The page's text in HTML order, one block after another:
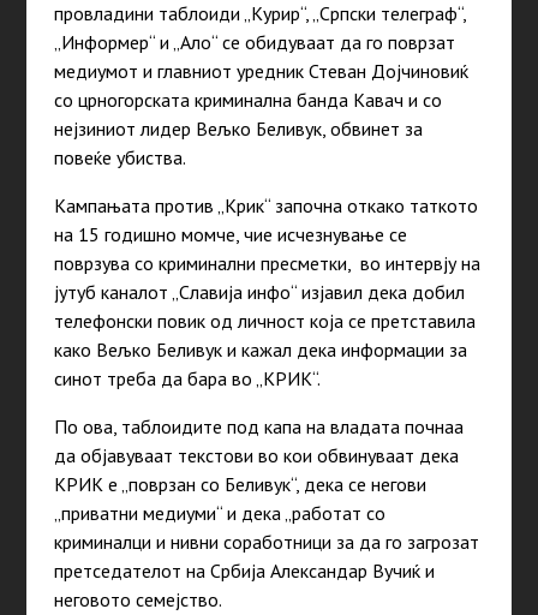
провладини таблоиди „Курир“, „Српски телеграф“,
„Информер“ и „Ало“ се обидуваат да го поврзат
медиумот и главниот уредник Стеван Дојчиновиќ
со црногорската криминална банда Кавач и со
нејзиниот лидер Вељко Беливук, обвинет за
повеќе убиства.
Кампањата против „Крик“ започна откако таткото
на 15 годишно момче, чие исчезнување се
поврзува со криминални пресметки, во интервју на
јутуб каналот „Славија инфо“ изјавил дека добил
телефонски повик од личност која се претставила
како Вељко Беливук и кажал дека информации за
синот треба да бара во „КРИК“.
По ова, таблоидите под капа на владата почнаа
да објавуваат текстови во кои обвинуваат дека
КРИК е „поврзан со Беливук“, дека се негови
„приватни медиуми“ и дека „работат со
криминалци и нивни соработници за да го загрозат
претседателот на Србија Александар Вучиќ и
неговото семејство.